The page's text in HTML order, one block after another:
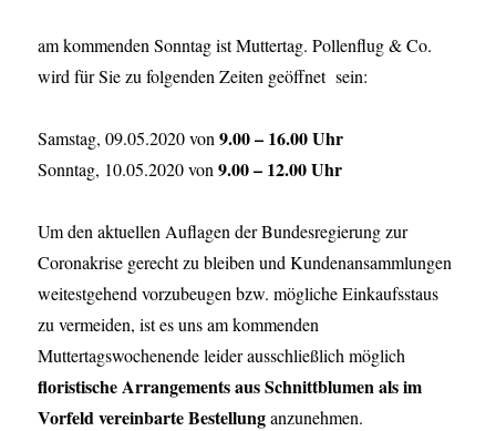
am kommenden Sonntag ist Muttertag. Pollenflug & Co.
wird für Sie zu folgenden Zeiten geöffnet sein:
Samstag, 09.05.2020 von9.00 – 16.00 Uhr
Sonntag, 10.05.2020 von9.00 – 12.00 Uhr
Um den aktuellen Auflagen der Bundesregierung zur
Coronakrise gerecht zu bleiben und Kundenansammlungen
weitestgehend vorzubeugen bzw. mögliche Einkaufsstaus
zu vermeiden, ist es uns am kommenden
Muttertagswochenende leider ausschließlich möglich
floristische Arrangements aus Schnittblumen als im
Vorfeld vereinbarte Bestellunganzunehmen.